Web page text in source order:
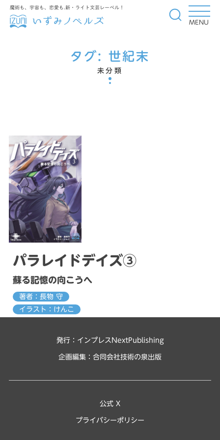
MENU
魔術も、宇宙も、恋愛も.新・ライト文芸レーベル！
タグ: 世紀末
未分類
パラレイドデイズ③
蘇る記憶の向こうへ
著者：長物 守
イラスト：けんこ
発行：インプレスNextPublishing
企画編集： 合同会社技術の泉出版
公式 X
プライバシーポリシー